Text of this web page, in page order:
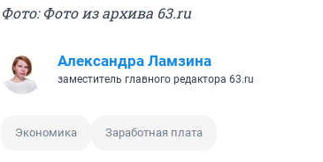
Фото: Фото из архива 63.ru
Александра Ламзина
заместитель главного редактора 63.ru
Экономика Заработная плата